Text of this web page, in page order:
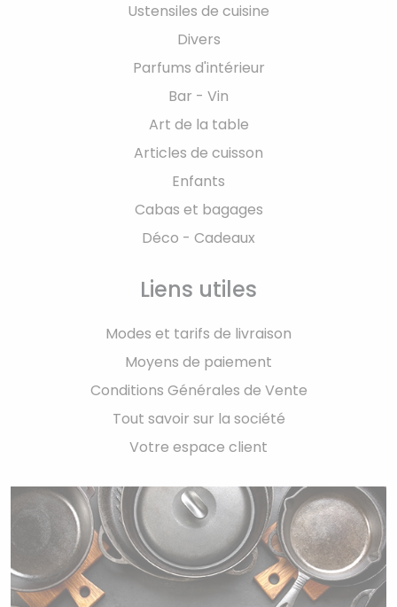
Ustensiles de cuisine
Divers
Parfums d'intérieur
Bar - Vin
Art de la table
Articles de cuisson
Enfants
Cabas et bagages
Déco - Cadeaux
Liens utiles
Modes et tarifs de livraison
Moyens de paiement
Conditions Générales de Vente
Tout savoir sur la société
Votre espace client